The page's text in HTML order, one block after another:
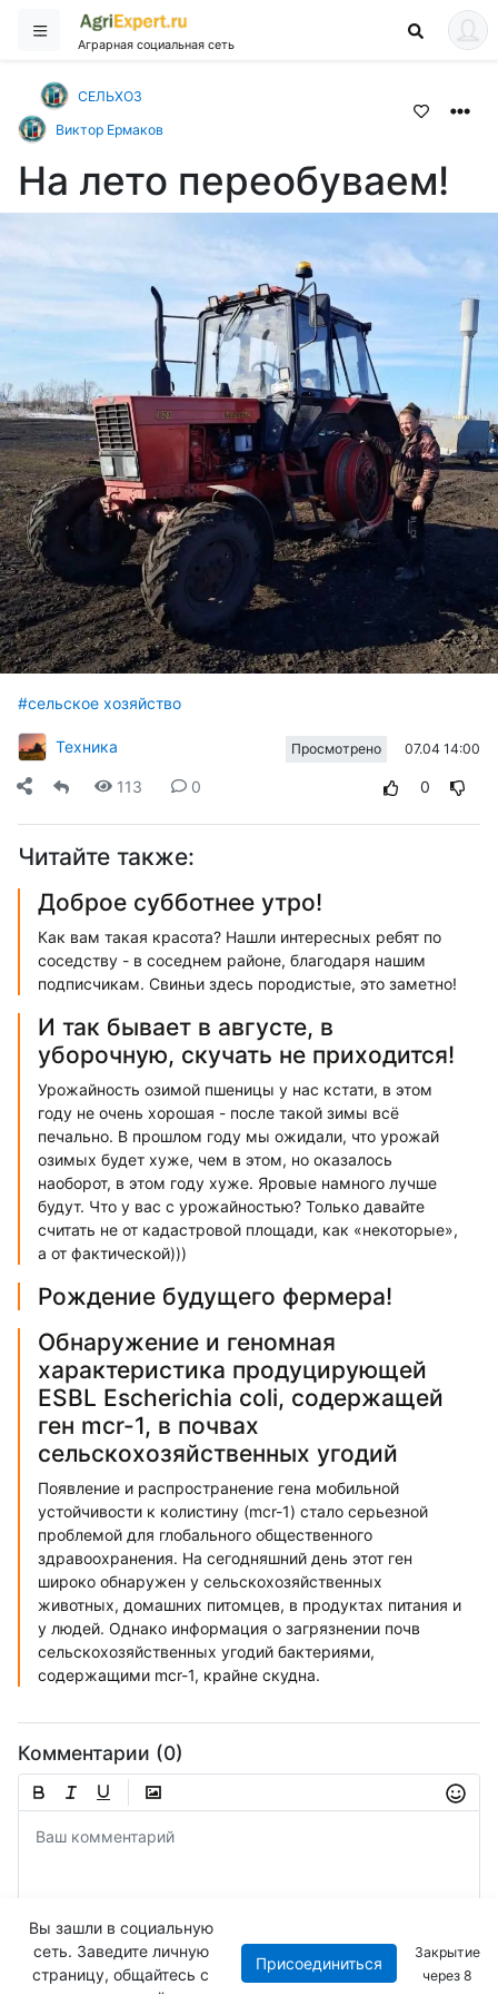
Аграрная социальная сеть
СЕЛЬХОЗ
Виктор Ермаков
На лето переобуваем!
#сельское хозяйство
Техника Просмотрено 07.04 14:00
113 0 0
Читайте также:
Доброе субботнее утро!
Как вам такая красота? Нашли интересных ребят по
соседству - в соседнем районе, благодаря нашим
подписчикам. Свиньи здесь породистые, это заметно!
И так бывает в августе, в
уборочную, скучать не приходится!
Урожайность озимой пшеницы у нас кстати, в этом
году не очень хорошая - после такой зимы всё
печально. В прошлом году мы ожидали, что урожай
озимых будет хуже, чем в этом, но оказалось
наоборот, в этом году хуже. Яровые намного лучше
будут. Что у вас с урожайностью? Только давайте
считать не от кадастровой площади, как «некоторые»,
а от фактической)))
Рождение будущего фермера!
Обнаружение и геномная
характеристика продуцирующей
ESBL Escherichia coli, содержащей
ген mcr-1, в почвах
сельскохозяйственных угодий
Появление и распространение гена мобильной
устойчивости к колистину (mcr-1) стало серьезной
проблемой для глобального общественного
здравоохранения. На сегодняшний день этот ген
широко обнаружен у сельскохозяйственных
животных, домашних питомцев, в продуктах питания и
у людей. Однако информация о загрязнении почв
сельскохозяйственных угодий бактериями,
содержащими mcr-1, крайне скудна.
Комментарии (0)
Отправить
Вы зашли в социальную
сеть. Заведите личную
страницу, общайтесь с
Присоединиться
Закрытие
через 8